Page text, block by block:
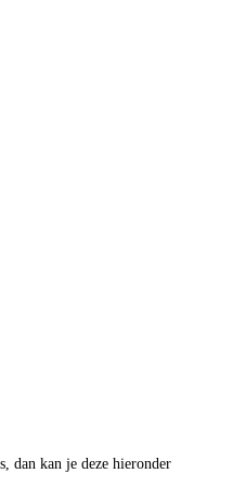
dan kan je deze hieronder